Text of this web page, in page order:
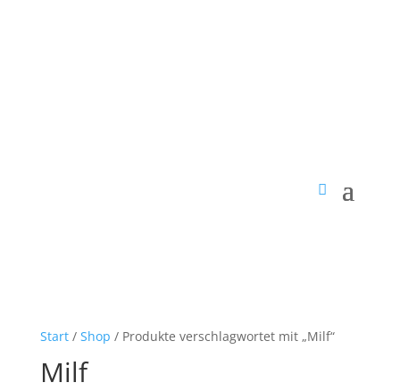
Start/ Shop / Produkte verschlagwortet mit „Milf“
Milf